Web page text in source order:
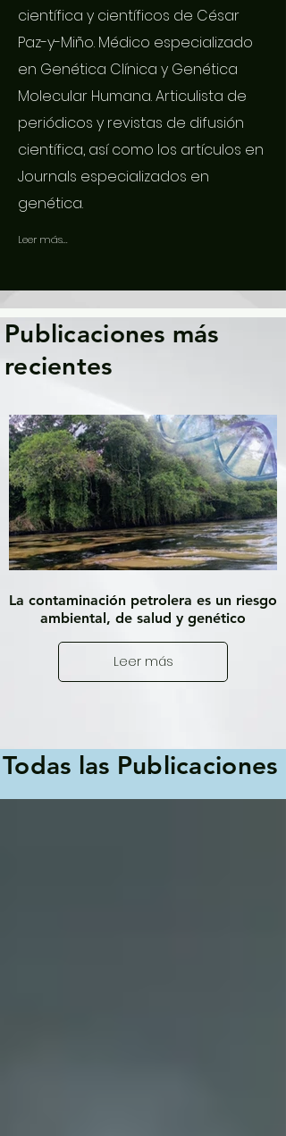
científica y científicos de César
Paz-y-Miño. Médico especializado
en Genética Clínica y Genética
Molecular Humana. Articulista de
periódicos y revistas de difusión
científica, así como los artículos en
Journals especializados en
genética.
Leer más...
Publicaciones más
recientes
La contaminación petrolera es un riesgo
ambiental, de salud y genético
Leer más
Todas las Publicaciones